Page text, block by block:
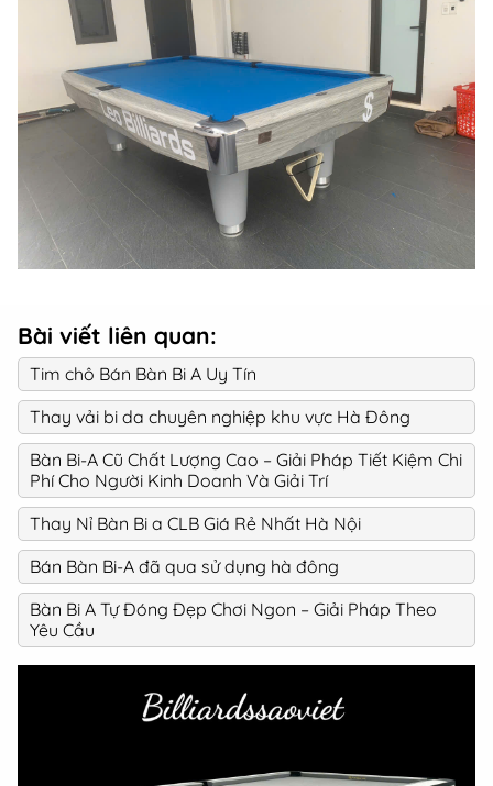
Bài viết liên quan:
Tim chô Bán Bàn Bi A Uy Tín
Thay vải bi da chuyên nghiệp khu vực Hà Đông
Bàn Bi-A Cũ Chất Lượng Cao – Giải Pháp Tiết Kiệm Chi
Phí Cho Người Kinh Doanh Và Giải Trí
Thay Nỉ Bàn Bi a CLB Giá Rẻ Nhất Hà Nội
Bán Bàn Bi-A đã qua sử dụng hà đông
Bàn Bi A Tự Đóng Đẹp Chơi Ngon – Giải Pháp Theo
Yêu Cầu